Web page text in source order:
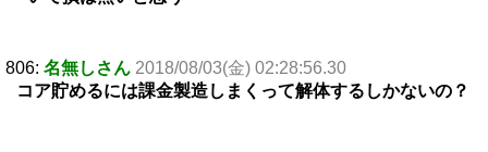
806: 名無しさん 2018/08/03(金) 02:28:56.30
コア貯めるには課金製造しまくって解体するしかないの？